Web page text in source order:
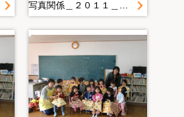
写真関係＿２０１１＿０４＿２８ ｆｒｏｍ西田